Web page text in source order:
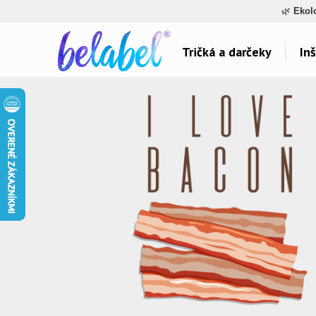
🌿
Tričká a darčeky
Dárky pro babičku
Dárky pro dědu
Dárky pro partnera
Dárky pro partnerku
Dárky pro přátele
Témy potlačí
Šport a auta
Hlášky
Detské
Hudba & Film
Humor
Ostatné
Všetko..